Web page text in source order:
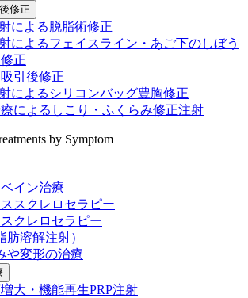
修正
による脱脂術修正
によるフェイスライン・あご下のしぼう
正
引後修正
によるシリコンバッグ豊胸修正
によるしこり・ふくらみ修正注射
by Symptom
イン治療
スクレロセラピー
クレロセラピー
肪溶解注射）
や変形の治療
大・機能再生PRP注射